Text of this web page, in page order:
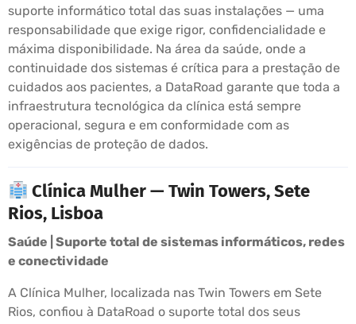
suporte informático total das suas instalações — uma
responsabilidade que exige rigor, confidencialidade e
máxima disponibilidade. Na área da saúde, onde a
continuidade dos sistemas é crítica para a prestação de
cuidados aos pacientes, a DataRoad garante que toda a
infraestrutura tecnológica da clínica está sempre
operacional, segura e em conformidade com as
exigências de proteção de dados.
Clínica Mulher — Twin Towers, Sete
Rios, Lisboa
Saúde | Suporte total de sistemas informáticos, redes
e conectividade
A Clínica Mulher, localizada nas Twin Towers em Sete
Rios, confiou à DataRoad o suporte total dos seus